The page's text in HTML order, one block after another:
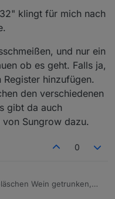
modbus.0 (1839)
modbus.0 (1839)
modbus.0 (1839)
modbus.0 (1839)
modbus.0 (1839)
modbus.0 (1839)
klingt für mich nach
und nur ein
ob es geht. Falls ja,
hinzufügen.
den verschiedenen
gibt da auch
Sungrow dazu.
0
Wein getrunken,